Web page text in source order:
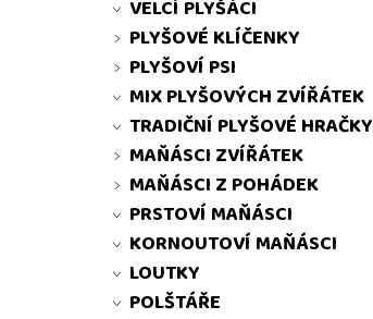
VELCÍ PLYŠÁCI
PLYŠOVÉ KLÍČENKY
PLYŠOVÍ PSI
MIX PLYŠOVÝCH ZVÍŘÁTEK
TRADIČNÍ PLYŠOVÉ HRAČKY
MAŇÁSCI ZVÍŘÁTEK
MAŇÁSCI Z POHÁDEK
PRSTOVÍ MAŇÁSCI
KORNOUTOVÍ MAŇÁSCI
LOUTKY
POLŠTÁŘE